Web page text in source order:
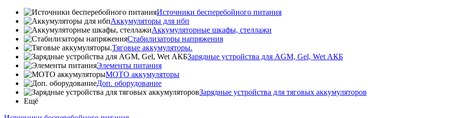
Источники бесперебойного питания
Аккумуляторы для ибп
Аккумуляторные шкафы, стеллажи
Стабилизаторы напряжения
Тяговые аккумуляторы.
Зарядные устройства для AGM, Gel, Wet АКБ
Элементы питания
МОТО аккумуляторы
Доп. оборудование
Зарядные устройства для тяговых аккумуляторов
Ещё